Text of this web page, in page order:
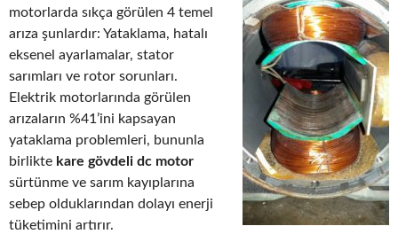
motorlarda sıkça görülen 4 temel
arıza şunlardır: Yataklama, hatalı
eksenel ayarlamalar, stator
sarımları ve rotor sorunları.
Elektrik motorlarında görülen
arızaların %41’ini kapsayan
yataklama problemleri, bununla
birlikte kare gövdeli dc motor
sürtünme ve sarım kayıplarına
sebep olduklarından dolayı enerji
tüketimini artırır.